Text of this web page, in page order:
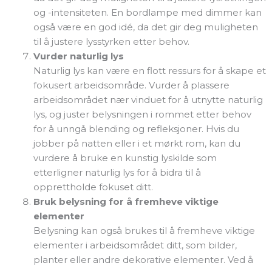
og -intensiteten. En bordlampe med dimmer kan
også være en god idé, da det gir deg muligheten
til å justere lysstyrken etter behov.
Vurder naturlig lys
Naturlig lys kan være en flott ressurs for å skape et
fokusert arbeidsområde. Vurder å plassere
arbeidsområdet nær vinduet for å utnytte naturlig
lys, og juster belysningen i rommet etter behov
for å unngå blending og refleksjoner. Hvis du
jobber på natten eller i et mørkt rom, kan du
vurdere å bruke en kunstig lyskilde som
etterligner naturlig lys for å bidra til å
opprettholde fokuset ditt.
Bruk belysning for å fremheve viktige
elementer
Belysning kan også brukes til å fremheve viktige
elementer i arbeidsområdet ditt, som bilder,
planter eller andre dekorative elementer. Ved å